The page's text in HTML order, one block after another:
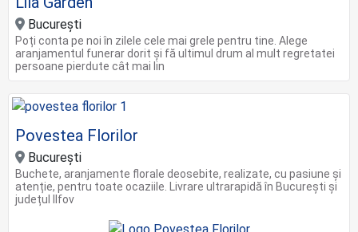
București
Poți conta pe noi în zilele cele mai grele pentru tine. Alege
aranjamentul funerar dorit și fă ultimul drum al mult regretatei
persoane pierdute cât mai lin
Povestea Florilor
București
Buchete, aranjamente florale deosebite, realizate, cu pasiune și
atenție, pentru toate ocaziile. Livrare ultrarapidă în București și
județul Ilfov